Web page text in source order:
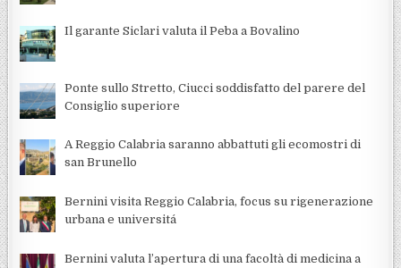
Il garante Siclari valuta il Peba a Bovalino
Ponte sullo Stretto, Ciucci soddisfatto del parere del
Consiglio superiore
A Reggio Calabria saranno abbattuti gli ecomostri di
san Brunello
Bernini visita Reggio Calabria, focus su rigenerazione
urbana e universitá
Bernini valuta l’apertura di una facoltà di medicina a